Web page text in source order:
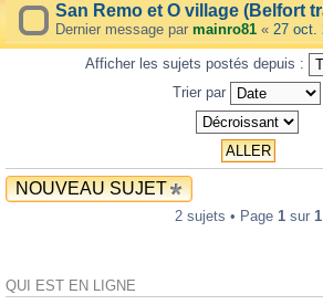
San Remo et O village (Belfort
Dernier message par mainro81 « 27 oct.
Afficher les sujets postés depuis :
Trier par
NOUVEAU SUJET
2 sujets • Page 1sur 1
QUI EST EN LIGNE